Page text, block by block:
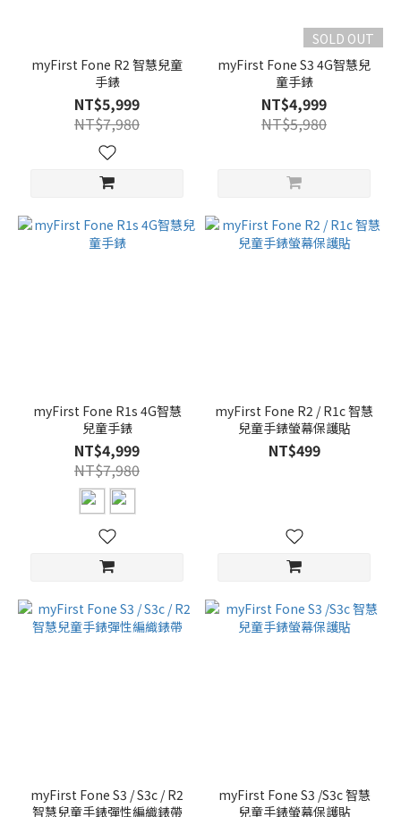
myFirst Fone R2 智慧兒童
手錶
NT$5,999
NT$7,980
SOLD OUT
myFirst Fone S3 4G智慧兒
童手錶
NT$4,999
NT$5,980
myFirst Fone R1s 4G智慧
兒童手錶
NT$4,999
NT$7,980
myFirst Fone R2 / R1c 智慧
兒童手錶螢幕保護貼
NT$499
myFirst Fone S3 / S3c / R2
智慧兒童手錶彈性編織錶帶
myFirst Fone S3 /S3c 智慧
兒童手錶螢幕保護貼